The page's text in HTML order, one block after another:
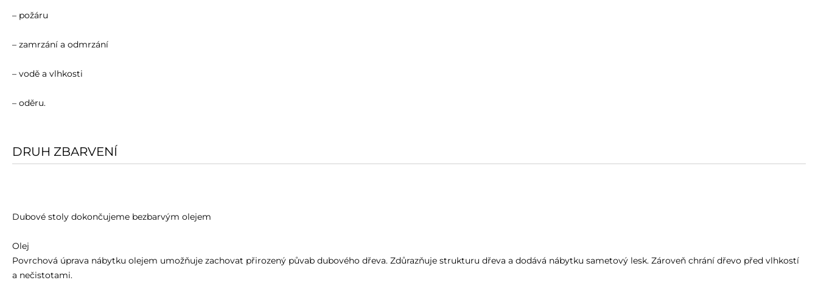
– požáru
– zamrzání a odmrzání
– vodě a vlhkosti
– oděru.
DRUH ZBARVENÍ
Dubové stoly dokončujeme bezbarvým olejem
Olej
Povrchová úprava nábytku olejem umožňuje zachovat přirozený půvab dubového dřeva. Zdůrazňuje strukturu dřeva a dodává nábytku sametový lesk. Zároveň chrání dřevo před vlhkostí
a nečistotami.